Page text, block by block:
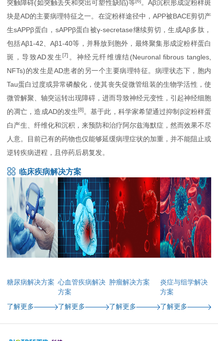
突触障碍(如突触丢失和突出可塑性缺陷)等
。Aβ沉积形成淀粉样斑
块是AD的主要病理特征之一。在淀粉样途径中，APP被BACE剪切产
生sAPPβ蛋白，sAPPβ蛋白被γ-secretase继续剪切，生成Aβ多肽，
包括Aβ1-42、Aβ1-40等，并释放到胞外，最终聚集形成淀粉样蛋白
斑，导致AD发生[7] 。神经元纤维缠结(Neuronal ﬁbrous tangles,
NFTs)的发生是AD患者的另一个主要病理特征。病理状态下，胞内
Tau蛋白过度或异常磷酸化，使其丧失促微管组装的生物学活性，使
微管解聚、轴突运转出现障碍，进而导致神经元变性，引起神经细胞
的凋亡，造成AD的发生[8]。基于此，科学家希望通过抑制β淀粉样蛋
白产生、纤维化和沉积，来预防和治疗阿尔兹海默症，然而效果不尽
人意。目前已有的药物也仅能够延缓病理症状的加重，并不能阻止或
逆转疾病进程，且停药后易复发。
临床疾病解决方案
糖尿病解决方案 心血管疾病解决
方案
肿瘤解决方案
炎症与组学解决
方案
了解更多
了解更多 了解更多 了解更多